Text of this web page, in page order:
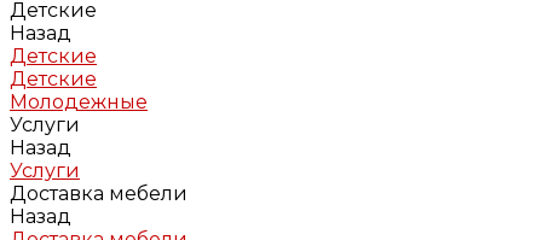
Детские
Назад
Детские
Детские
Молодежные
Услуги
Назад
Услуги
Доставка мебели
Назад